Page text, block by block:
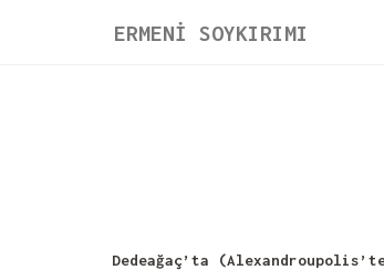
ERMENİ SOYKIRIMI
Dedeağaç’ta